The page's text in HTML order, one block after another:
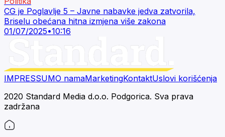
CG je Poglavlje 5 – Javne nabavke jedva zatvorila,
Briselu obećana hitna izmjena više zakona
01/07/2025•10:16
IMPRESSUMO namaMarketingKontaktUslovi korišćenja
2020 Standard Media d.o.o. Podgorica. Sva prava
zadržana